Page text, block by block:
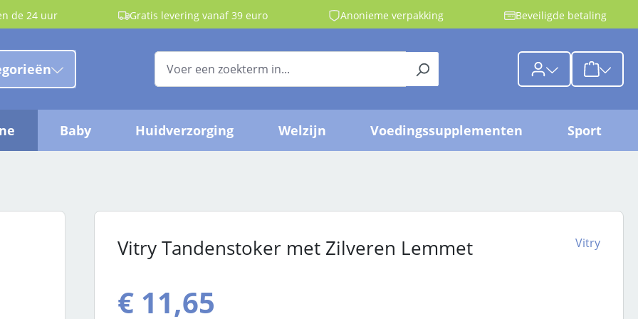
de 24 uur Gratis levering vanaf 39 euro Anonieme verpakking Beveiligde betaling
{1}De
Baby Huidverzorging Welzijn Voedingssupplementen Sport
Vitry Tandenstoker met Zilveren Lemmet Vitry
€ 11,65